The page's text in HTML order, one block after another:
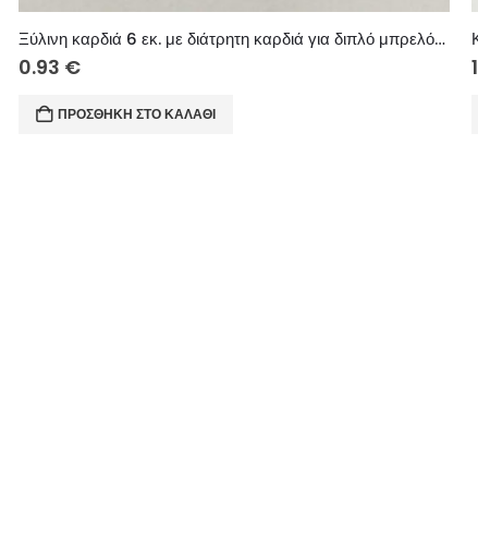
Ξύλινη καρδιά 6 εκ. με διάτρητη καρδιά για διπλό μπρελόκ 033
0.93 €
ΠΡΟΣΘΉΚΗ ΣΤΟ ΚΑΛΆΘΙ